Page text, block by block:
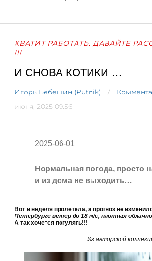
ХВАТИТ РАБОТАТЬ, ДАВАЙТЕ
!!!
И СНОВА КОТИКИ …
Игорь Бебешин (Putnik)
июня, 2025 09:56
2025-06-01
Нормальная погода, просто
и из дома не выходить…
Вот и неделя пролетела, а прогноз не
Петербурге ветер до 18 м/с, плотная
А так хочется погулять!!!
Из авторской